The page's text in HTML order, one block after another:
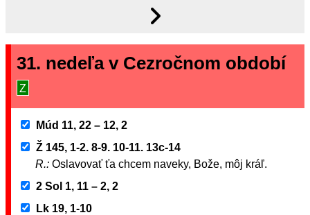
31. nedeľa v Cezročnom období
Z
Múd 11, 22 – 12, 2
Ž 145, 1-2. 8-9. 10-11. 13c-14
R.: Oslavovať ťa chcem naveky, Bože, môj kráľ.
2 Sol 1, 11 – 2, 2
Lk 19, 1-10